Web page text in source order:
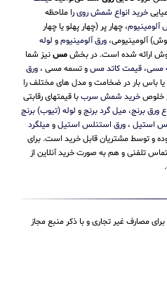
خرید انواع شمش رویرا ملاحظه
، چهار پر (چهار پهلو یا چهار
آلومینیومی، ورق آلومینیومو لوله
ارائه شده است. در بخشمسنیز شما
مسی، قیمت کاتد مسو تسمه مسی ، ورق
یا باس بار در ضخامت و مدل های مختلف را
خلوصخرید شمش سرببا قیمتهای رقابتی
ورق برنج، میل گرد برنجو لوله (تیوب) برنج
استیل ، ورق استنلس استیلومیلگرد
و توسط مشتریان قابل خرید است. برای
تلفنی و هم به صورت خرید آنلاین از
برای مصارف غیر تجاری و با ذکر منبع مجاز